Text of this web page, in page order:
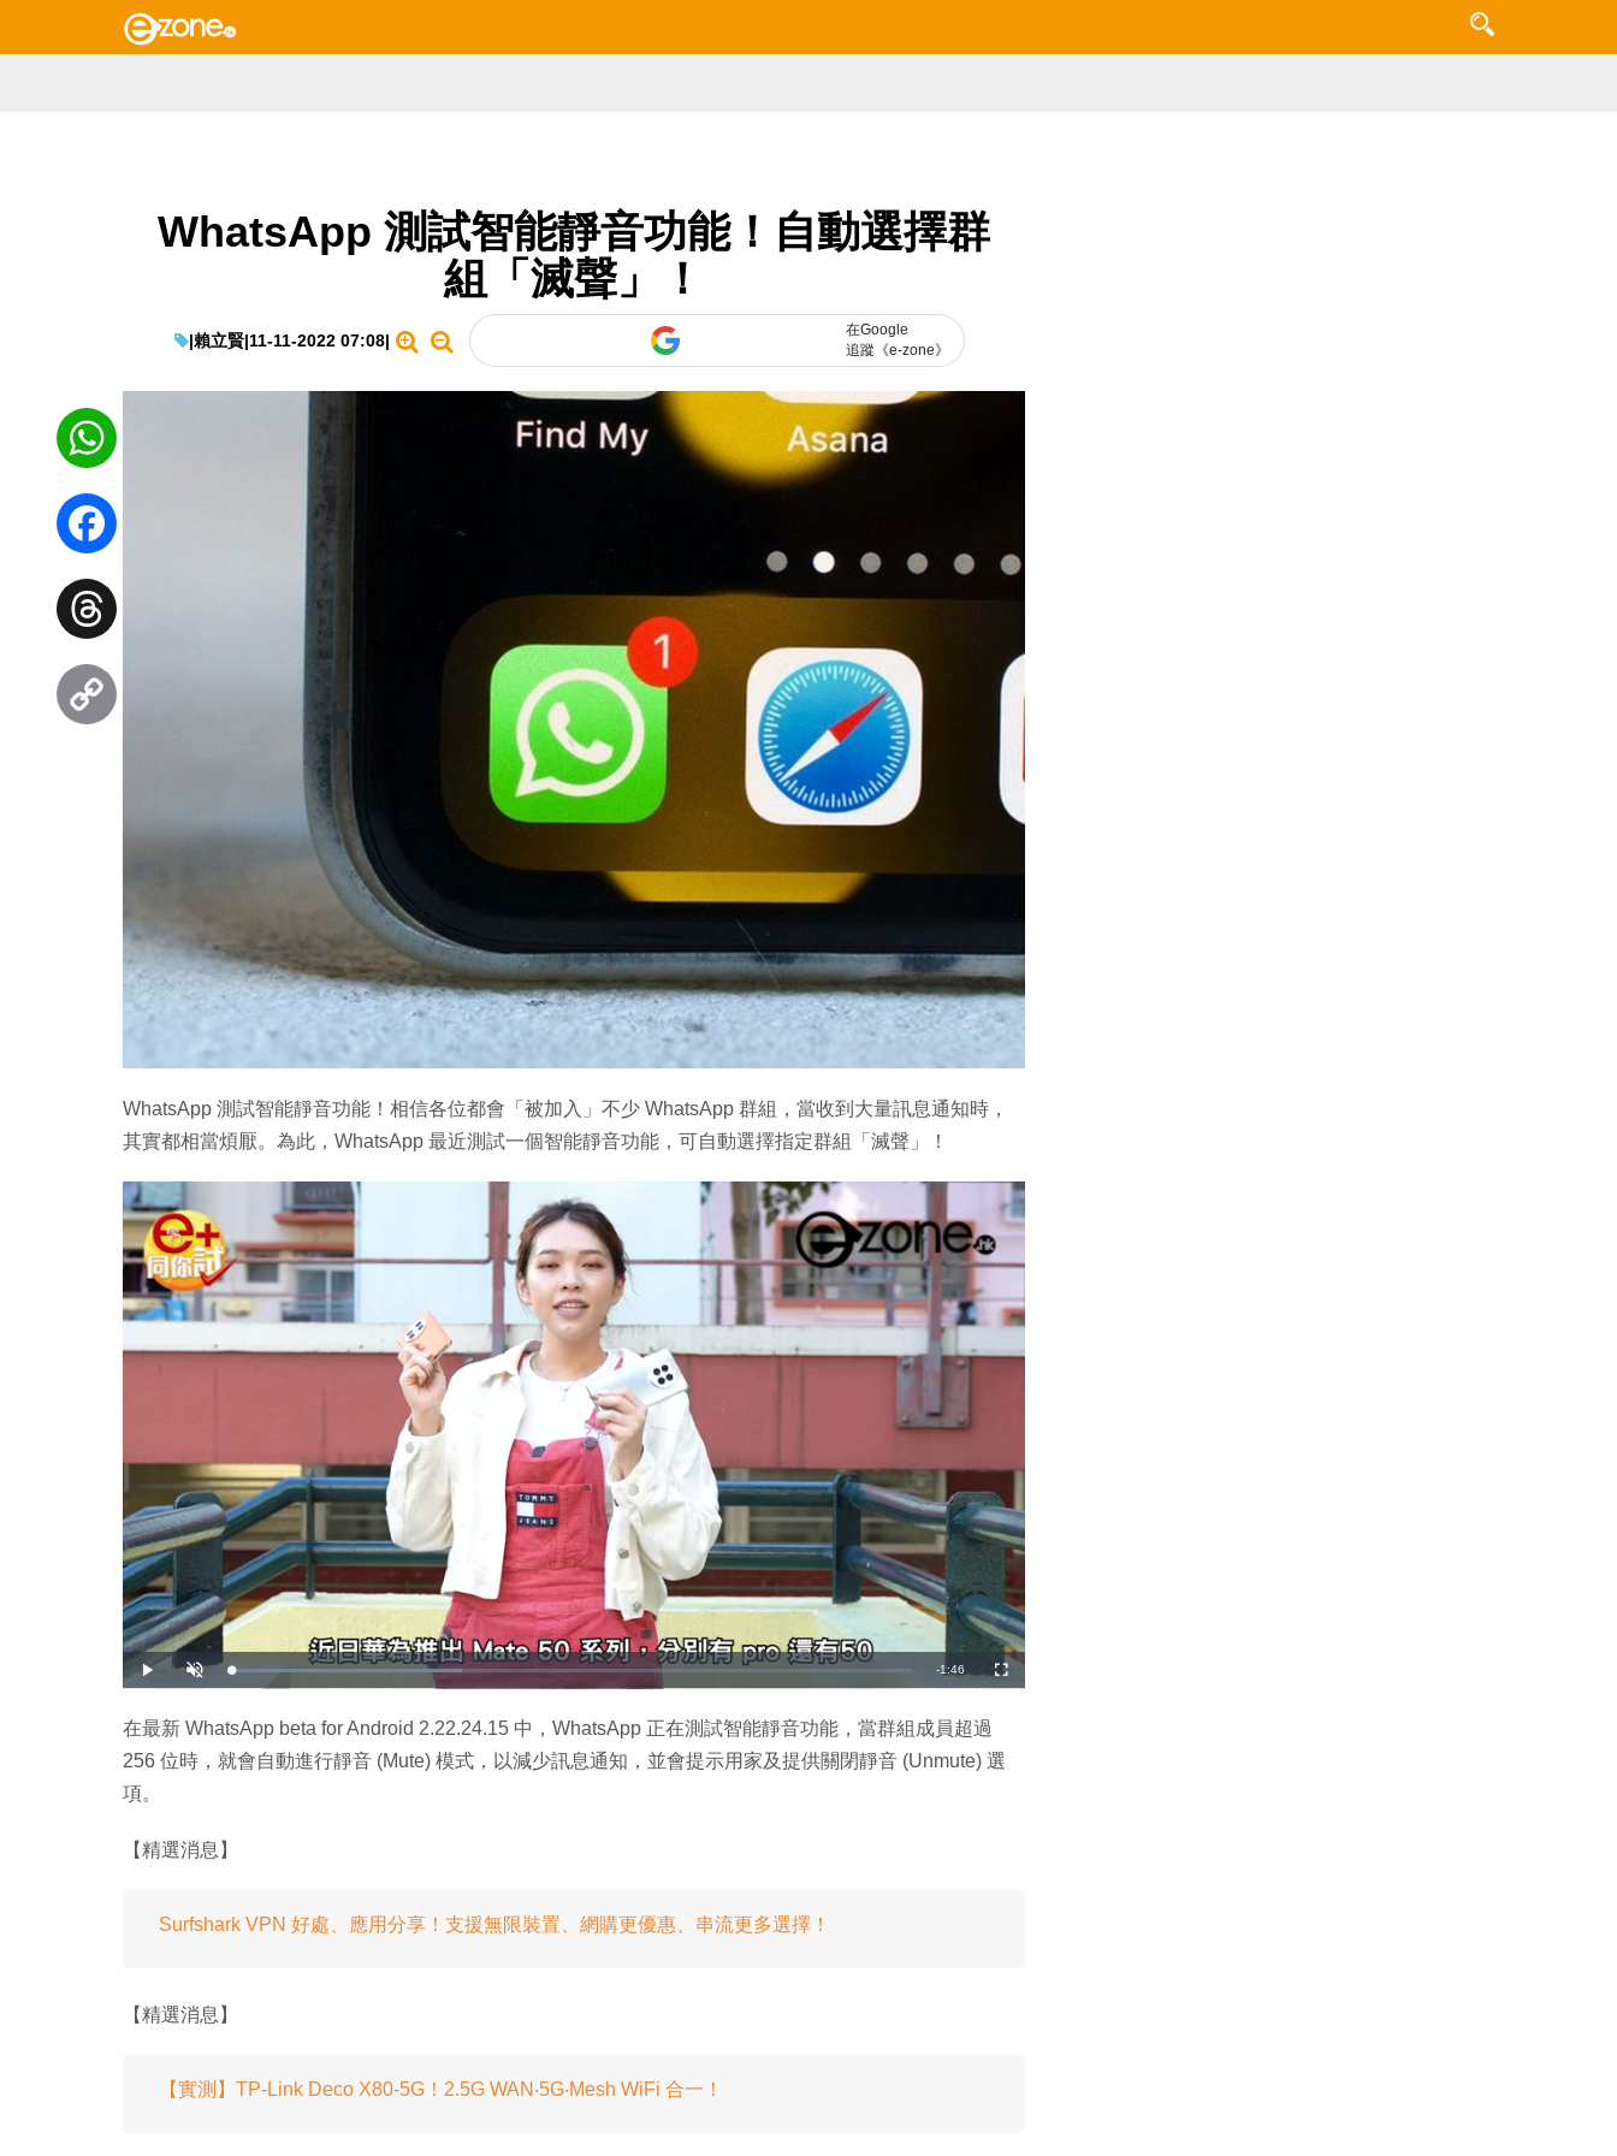
WhatsApp 測試智能靜音功能！自動選擇群
組「滅聲」！
|賴立賢|11-11-2022 07:08|
在Google
追蹤《e-zone》
WhatsApp 測試智能靜音功能！相信各位都會「被加入」不少 WhatsApp 群組，當收到大量訊息通知時，
其實都相當煩厭。為此，WhatsApp 最近測試一個智能靜音功能，可自動選擇指定群組「滅聲」！
播
放
開
啟
載
入
:
3
.
剩
時
-1:46
全
螢
在最新 WhatsApp beta for Android 2.22.24.15 中，WhatsApp 正在測試智能靜音功能，當群組成員超過
256 位時，就會自動進行靜音 (Mute) 模式，以減少訊息通知，並會提示用家及提供關閉靜音 (Unmute) 選
項。
【精選消息】
Surfshark VPN 好處、應用分享！支援無限裝置、網購更優惠、串流更多選擇！
【精選消息】
【實測】TP-Link Deco X80-5G！2.5G WAN‧5G‧Mesh WiFi 合一！
WhatsApp
Facebook
Threads